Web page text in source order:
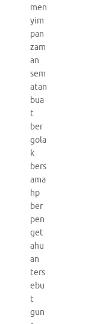
men
yim
pan
zam
an
sem
atan
bua
t
ber
gola
k
bers
ama
hp
ber
pen
get
ahu
an
ters
ebu
t
gun